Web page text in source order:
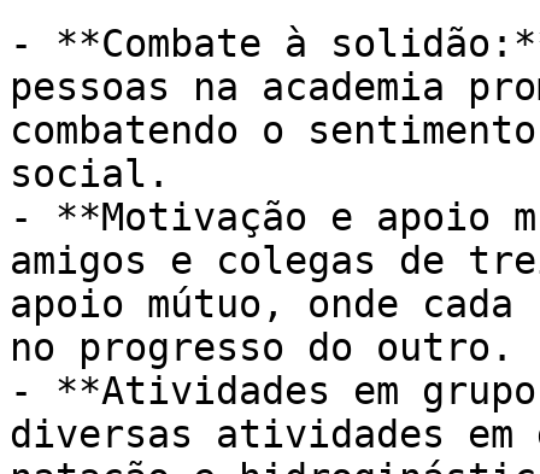
- **Combate à
pessoas na academia
combatendo o
social.
- **Motivação e apoio
amigos e colegas de
apoio mútuo, onde
no progresso do outro.
- **Atividades em
diversas atividades em